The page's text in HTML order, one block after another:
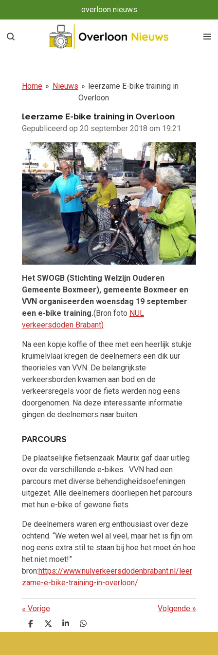
direct
naar
overloon nieuws
Home » Nieuws » leerzame E-bike training in
Overloon
leerzame E-bike training in Overloon
Gepubliceerd op 20 september 2018 om 19:21
Het SWOGB (Stichting Welzijn Ouderen
Gemeente Boxmeer), gemeente Boxmeer en
VVN organiseerden woensdag 19 september
een e-bike training.(Bron foto NUL
verkeersdoden Brabant)
Na een kopje koffie of thee met een heerlijk stukje
kruimelvlaai kregen de deelnemers een dik uur
theorieles van VVN. De belangrijkste
verkeersborden kwamen aan bod en de
verkeersregels voor de fiets werden nog eens
doorgenomen. Na deze interessante informatie
gingen de deelnemers naar buiten.
PARCOURS
De plaatselijke fietsenzaak Maurix gaf daar uitleg
over de verschillende e-bikes. VVN had een
parcours met diverse behendigheidsoefeningen
uitgezet. Alle deelnemers doorliepen het parcours
met hun e-bike of gewone fiets.
De deelnemers waren erg enthousiast over deze
ochtend. “We weten wel al veel, maar het is fijn om
nog eens extra stil te staan bij hoe het moet én hoe
het niet moet!”
bron:https://www.nulverkeersdodenbrabant.nl/leer
zame-e-bike-training-in-overloon/
« Vorige Volgende »
D
e
D
e
S
h
D
e